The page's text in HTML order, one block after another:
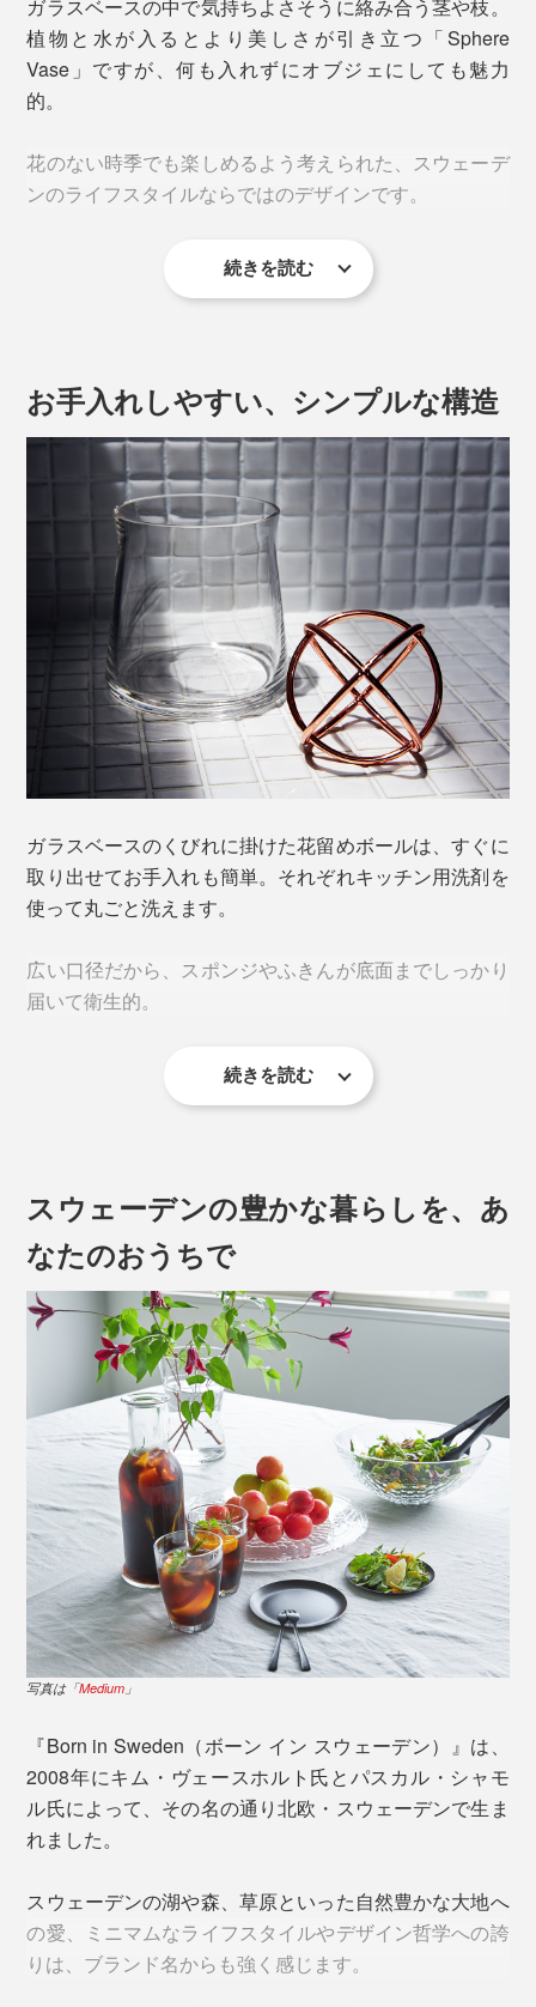
「Small」のステンレスボールは、コッパー（銅）カラー
本品は、口径9.7ccmの円柱に、やさしいくびれのある
「Small」。一枝のグリーンや、短い草花をバランスよ
く飾れる絶妙なサイズ感です。
写真は「MIdium 」
口径が広いフラワーベースは、活ける花の本数が少ない
とサマになりにくく、ちょっとした振動でバランスが崩
れてしまうので、初心者には手が出しづらいサイズ感で
本品は、文字通り“花を留める”役割を果たすワイヤーボ
ール入りだから、誰でも1本から飾れます。
ガラスベースの中で気持ちよさそうに絡み合う茎や枝。
植物と水が入るとより美しさが引き立つ「Sphere
Vase」ですが、何も入れずにオブジェにしても魅力
的。
花のない時季でも楽しめるよう考えられた、スウェーデ
ンのライフスタイルならではのデザインです。
Medium」、「Small（本品）」、「Large
ガラスが落とした光の影がテーブルにキラキラと浮かぶ
様子も、見ているだけでみずみずしい。
長い冬の間、太陽の光をあまり浴びることのできないス
ウェーデンでは、家の中で豊かな時間の過ごすことを大
切にしてきました。北欧の人々にとって、夏は短く、光
だからこそ、家の中でも季節を感じ、光を楽しむ知恵が
詰め込まれた北欧のガラス製品は、世界中の人々の心を
掴みます。
ら、どの角度から眺めても惚れ惚れします。
続きを読む
お手入れしやすい、シンプルな構造
ガラスベースのくびれに掛けた花留めボールは、すぐに
取り出せてお手入れも簡単。それぞれキッチン用洗剤を
使って丸ごと洗えます。
広い口径だから、スポンジやふきんが底面までしっかり
届いて衛生的。
写真は「 Large」
長くきれいに使い続けることができるデザインも、ひと
つのモノを孫の代まで大切に使う北欧らしいものづくり
です。
続きを読む
スウェーデンの豊かな暮らしを、あ
なたのおうちで
写真は「Medium 」
『Born in Sweden（ボーン イン スウェーデン）』は、
2008年にキム・ヴェースホルト氏とパスカル・シャモ
ル氏によって、その名の通り北欧・スウェーデンで生ま
れました。
スウェーデンの湖や森、草原といった自然豊かな大地へ
の愛、ミニマムなライフスタイルやデザイン哲学への誇
りは、ブランド名からも強く感じます。